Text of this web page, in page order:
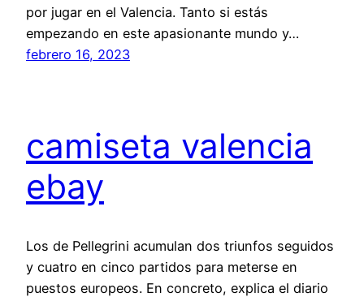
por jugar en el Valencia. Tanto si estás
empezando en este apasionante mundo y…
febrero 16, 2023
camiseta valencia
ebay
Los de Pellegrini acumulan dos triunfos seguidos
y cuatro en cinco partidos para meterse en
puestos europeos. En concreto, explica el diario